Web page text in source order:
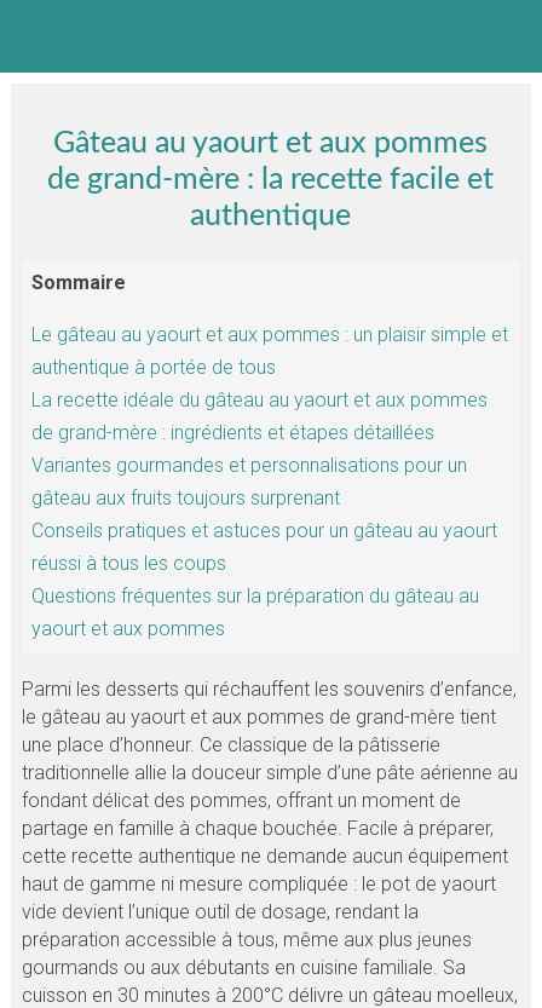
Gâteau au yaourt et aux pommes
de grand-mère : la recette facile et
authentique
Sommaire
Le gâteau au yaourt et aux pommes : un plaisir simple et
authentique à portée de tous
La recette idéale du gâteau au yaourt et aux pommes
de grand-mère : ingrédients et étapes détaillées
Variantes gourmandes et personnalisations pour un
gâteau aux fruits toujours surprenant
Conseils pratiques et astuces pour un gâteau au yaourt
réussi à tous les coups
Questions fréquentes sur la préparation du gâteau au
yaourt et aux pommes
Parmi les desserts qui réchauffent les souvenirs d’enfance,
le gâteau au yaourt et aux pommes de grand-mère tient
une place d’honneur. Ce classique de la pâtisserie
traditionnelle allie la douceur simple d’une pâte aérienne au
fondant délicat des pommes, offrant un moment de
partage en famille à chaque bouchée. Facile à préparer,
cette recette authentique ne demande aucun équipement
haut de gamme ni mesure compliquée : le pot de yaourt
vide devient l’unique outil de dosage, rendant la
préparation accessible à tous, même aux plus jeunes
gourmands ou aux débutants en cuisine familiale. Sa
cuisson en 30 minutes à 200°C délivre un gâteau moelleux,